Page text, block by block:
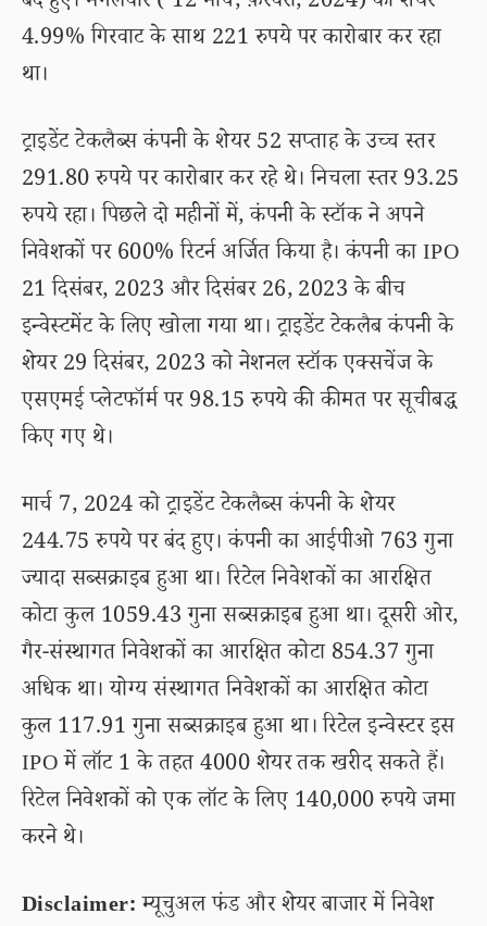
4.99% गिरवाट के साथ 221 रुपये पर कारोबार कर रहा
था।
ट्राइडेंट टेकलैब्स कंपनी के शेयर 52 सप्ताह के उच्च स्तर
291.80 रुपये पर कारोबार कर रहे थे। निचला स्तर 93.25
रुपये रहा। पिछले दो महीनों में, कंपनी के स्टॉक ने अपने
निवेशकों पर 600% रिटर्न अर्जित किया है। कंपनी का IPO
21 दिसंबर, 2023 और दिसंबर 26, 2023 के बीच
इन्वेस्टमेंट के लिए खोला गया था। ट्राइडेंट टेकलैब कंपनी के
शेयर 29 दिसंबर, 2023 को नेशनल स्टॉक एक्सचेंज के
एसएमई प्लेटफॉर्म पर 98.15 रुपये की कीमत पर सूचीबद्ध
किए गए थे।
मार्च 7, 2024 को ट्राइडेंट टेकलैब्स कंपनी के शेयर
244.75 रुपये पर बंद हुए। कंपनी का आईपीओ 763 गुना
ज्यादा सब्सक्राइब हुआ था। रिटेल निवेशकों का आरक्षित
कोटा कुल 1059.43 गुना सब्सक्राइब हुआ था। दूसरी ओर,
गैर-संस्थागत निवेशकों का आरक्षित कोटा 854.37 गुना
अधिक था। योग्य संस्थागत निवेशकों का आरक्षित कोटा
कुल 117.91 गुना सब्सक्राइब हुआ था। रिटेल इन्वेस्टर इस
IPO में लॉट 1 के तहत 4000 शेयर तक खरीद सकते हैं।
रिटेल निवेशकों को एक लॉट के लिए 140,000 रुपये जमा
करने थे।
Disclaimer:म्यूचुअल फंड और शेयर बाजार में निवेश